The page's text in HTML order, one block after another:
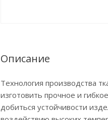
Описание
Технология производства
изготовить прочное и
добиться устойчивости